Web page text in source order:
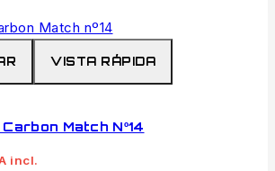
VISTA RÁPIDA
Match Nº14
incl.